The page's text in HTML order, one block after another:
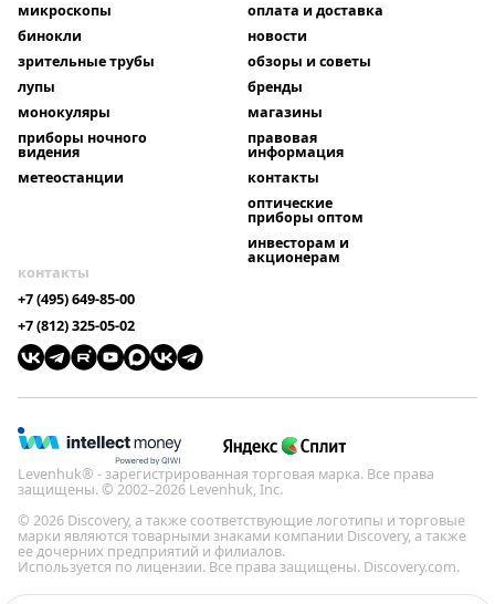
микроскопы
бинокли
зрительные трубы
лупы
монокуляры
приборы ночного
видения
метеостанции
оплата и доставка
новости
обзоры и советы
бренды
магазины
правовая
информация
контакты
оптические
приборы оптом
инвесторам и
акционерам
контакты
+7 (495) 649-85-00
+7 (812) 325-05-02
Levenhuk® - зарегистрированная торговая марка. Все права
защищены. © 2002–2026 Levenhuk, Inc.
© 2026 Discovery, а также соответствующие логотипы и торговые
марки являются товарными знаками компании Discovery, а также
ее дочерних предприятий и филиалов.
Используется по лицензии. Все права защищены. Discovery.com.